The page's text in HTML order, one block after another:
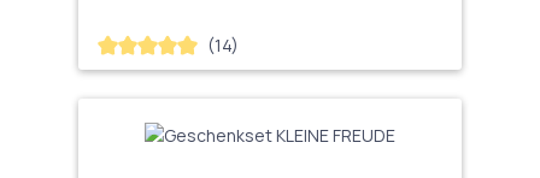
Durchschnittliche Bewertung von 5 von 5 Sternen
(14)